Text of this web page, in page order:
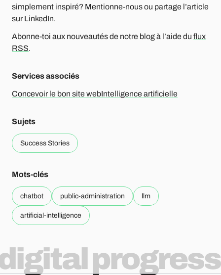
simplement inspiré? Mentionne-nous ou partage l’article
sur LinkedIn.
Abonne-toi aux nouveautés de notre blog à l’aide du flux
RSS.
Services associés
Concevoir le bon site webIntelligence artificielle
Sujets
Success Stories
Mots-clés
chatbot public-administration llm
artificial-intelligence
progress